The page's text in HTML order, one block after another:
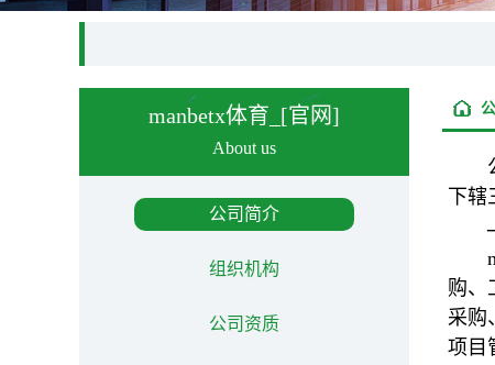
manbetx体育_[官网]
About us
公司简介
组织机构
公司资质
下
购、
采购
项目